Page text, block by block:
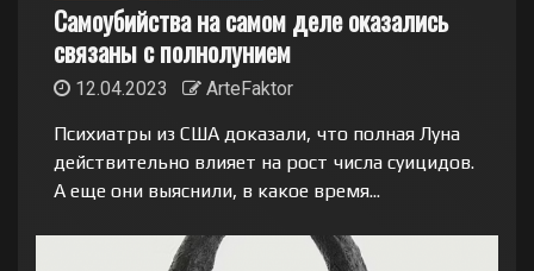
Самоубийства на самом деле оказались
связаны с полнолунием
12.04.2023
ArteFaktor
Психиатры из США доказали, что полная Луна
действительно влияет на рост числа суицидов.
А еще они выяснили, в какое время...